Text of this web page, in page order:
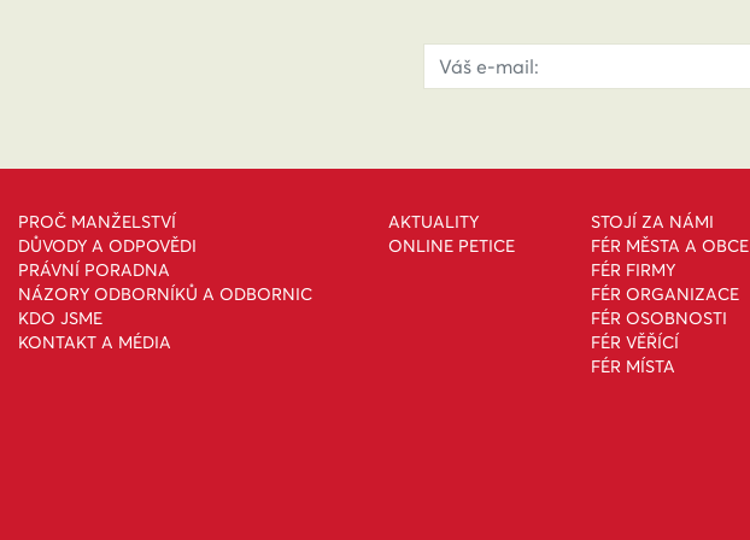
PROČ MANŽELSTVÍ
DŮVODY A ODPOVĚDI
PRÁVNÍ PORADNA
NÁZORY ODBORNÍKŮ A ODBORNIC
KDO JSME
KONTAKT A MÉDIA
AKTUALITY
ONLINE PETICE
STOJÍ ZA NÁMI
FÉR MĚSTA A OBCE
FÉR FIRMY
FÉR ORGANIZACE
FÉR OSOBNOSTI
FÉR VĚŘÍCÍ
FÉR MÍSTA